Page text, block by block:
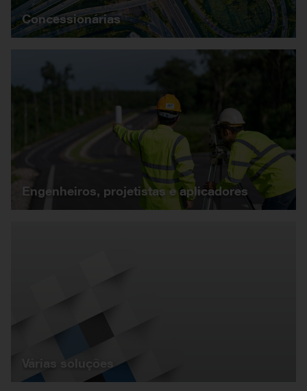
Concessionárias
Engenheiros, projetistas e aplicadores
Várias soluções